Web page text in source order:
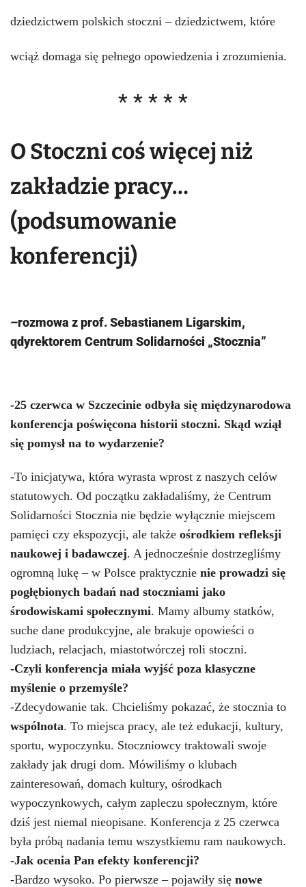
dziedzictwem polskich stoczni – dziedzictwem, które
wciąż domaga się pełnego opowiedzenia i zrozumienia.
* * * * *
O Stoczni coś więcej niż
zakładzie pracy…
(podsumowanie
konferencji)
–rozmowa z prof. Sebastianem Ligarskim,
qdyrektorem Centrum Solidarności „Stocznia”
-25 czerwca w Szczecinie odbyła się międzynarodowa
konferencja poświęcona historii stoczni. Skąd wziął
się pomysł na to wydarzenie?
-To inicjatywa, która wyrasta wprost z naszych celów
statutowych. Od początku zakładaliśmy, że Centrum
Solidarności Stocznia nie będzie wyłącznie miejscem
pamięci czy ekspozycji, ale także ośrodkiem refleksji
naukowej i badawczej. A jednocześnie dostrzegliśmy
ogromną lukę – w Polsce praktycznie nie prowadzi się
pogłębionych badań nad stoczniami jako
środowiskami społecznymi. Mamy albumy statków,
suche dane produkcyjne, ale brakuje opowieści o
ludziach, relacjach, miastotwórczej roli stoczni.
-Czyli konferencja miała wyjść poza klasyczne
myślenie o przemyśle?
-Zdecydowanie tak. Chcieliśmy pokazać, że stocznia to
wspólnota. To miejsca pracy, ale też edukacji, kultury,
sportu, wypoczynku. Stoczniowcy traktowali swoje
zakłady jak drugi dom. Mówiliśmy o klubach
zainteresowań, domach kultury, ośrodkach
wypoczynkowych, całym zapleczu społecznym, które
dziś jest niemal nieopisane. Konferencja z 25 czerwca
była próbą nadania temu wszystkiemu ram naukowych.
-Jak ocenia Pan efekty konferencji?
-Bardzo wysoko. Po pierwsze – pojawiły się nowe